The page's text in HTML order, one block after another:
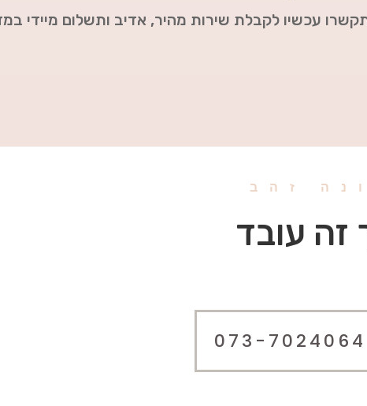
עכשיו לקבלת שירות מהיר, אדיב ותשלום מיידי
זהב
זה עובד